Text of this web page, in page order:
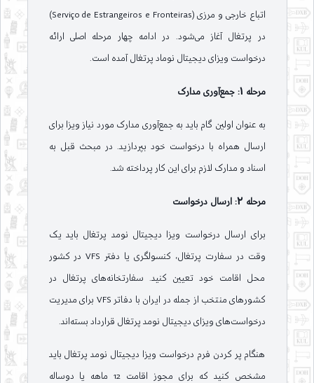
اتباع خارجی و مرزی (Serviço de Estrangeiros e Fronteiras)
در پرتغال آغاز می‌شود. در ادامه چهار مرحله اصلی ارائه
درخواست ویزای دیجیتال نوماد پرتغال آمده است.
مرحله 1: جمع‌آوری مدارک
به عنوان اولین گام باید به جمع‌آوری مدارک مورد نیاز ویزا برای
ارسال همراه با درخواست خود بپردازید. در مبحث قبل به
اسناد و مدارک لازم برای این کار پرداخته شد.
مرحله 2: ارسال درخواست
برای ارسال درخواست ویزا دیجیتال نومد پرتغال باید یک
وقت در سفارت پرتغال، کنسولگری یا دفتر VFS در کشور
محل اقامت خود تعیین کنید. سفارتخانه‌های پرتغال در
کشورهای منتخب از جمله در ایران با دفاتر VFS برای مدیریت
درخواست‌های ویزای دیجیتال نومد پرتغال قرارداد بسته‌اند.
هنگام پر کردن فرم درخواست ویزا دیجیتال نومد پرتغال باید
مشخص کنید که برای مجوز اقامت 12 ماهه یا دوساله